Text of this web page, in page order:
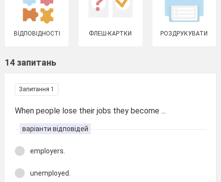
ВІДПОВІДНОСТІ ФЛЕШ-КАРТКИ РОЗДРУКУВАТИ
14 запитань
Запитання 1
When people lose their jobs they become ...
варіанти відповідей
employers.
unemployed.